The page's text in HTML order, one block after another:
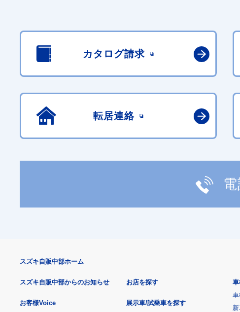
カタログ請求
転居連絡
スズキ自販中部ホーム
スズキ自販中部からのお知らせ
お客様Voice
お店を探す
展示車/試乗車を探す
車